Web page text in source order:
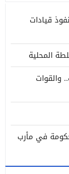
قيادات
المحلية
والقوات
في مأرب